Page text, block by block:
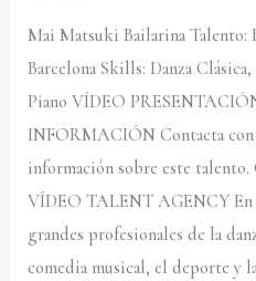
Mai Matsuki Bailarina Talento:
Barcelona Skills: Danza
Piano VÍDEO
INFORMACIÓN Contacta con
información sobre este
VÍDEO TALENT AGENCY En
grandes profesionales de la
comedia musical, el deporte y